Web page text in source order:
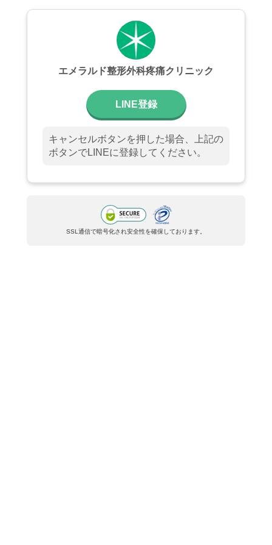
エメラルド整形外科疼痛クリニック
LINE登録
キャンセルボタンを押した場合、上記の
ボタンでLINEに登録してください。
SSL通信で暗号化され安全性を確保しております。